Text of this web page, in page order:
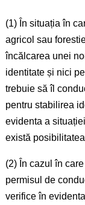
(1) În situația în
agricol sau
încălcarea unei
identitate și nici
trebuie să îl
pentru stabilirea
evidenta a
există
(2) În cazul în
permisul de
verifice în